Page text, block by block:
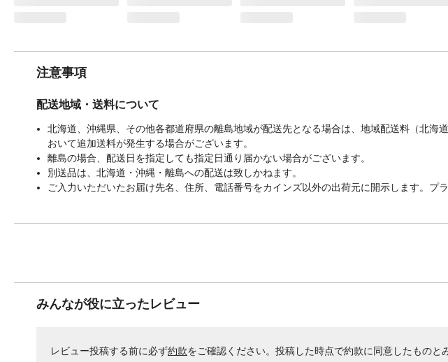
注意事項
配送地域・送料について
北海道、沖縄県、その他各都道府県の離島地域が配送先となる場合は、地域配送料（北
おいて追加送料が発生する場合がございます。
離島の場合、配送日を指定しても指定日通り届かない場合がございます。
別送品は、北海道・沖縄・離島への配送は致しかねます。
ご入力いただいたお届け先名、住所、電話番号をカインズ以外の出荷元に開示します。プ
みんなが役に立ったレビュー
レビュー投稿する前に必ず約款をご確認ください。投稿した時点で約款に同意したものと